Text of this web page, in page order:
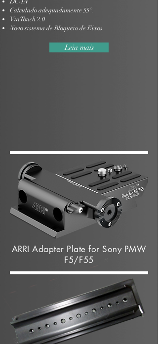
Calculado adequadamente 55°.
ViaTouch 2.0
Novo sistema de Bloqueio de Eixos
Leia mais
ARRI Adapter Plate for Sony PMW
F5/F55